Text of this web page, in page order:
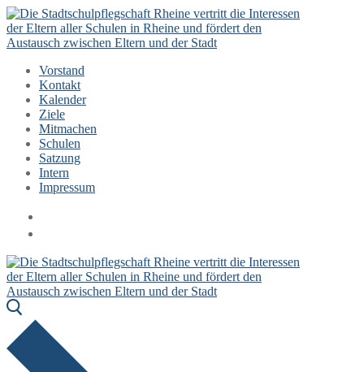
Zum
Inhalt
springen
Menü
Schließen
Vorstand
Kontakt
Kalender
Ziele
Mitmachen
Schulen
Satzung
Intern
Impressum